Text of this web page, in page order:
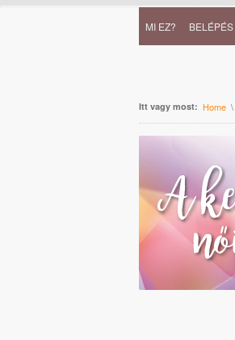
MI EZ? BELÉPÉS
Itt vagy most: Home \